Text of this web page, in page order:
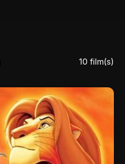
10 film(s)